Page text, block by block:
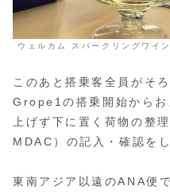
ウェルカム スパークリングワイン
このあと搭乗客全員がそ
Grope1の搭乗開始から
上げず下に置く荷物の整
MDAC）の記入・確認を
東南アジア以遠のANA便